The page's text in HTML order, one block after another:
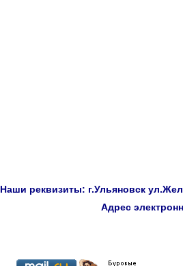
Наши реквизиты: г.Ульяновск
Адрес